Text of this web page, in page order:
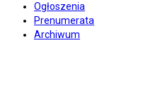
Ogłoszenia
Prenumerata
Archiwum